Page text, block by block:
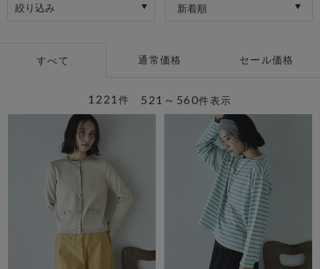
絞り込み 新着順
すべて 通常価格 セール価格
521～560件表示
1221 件